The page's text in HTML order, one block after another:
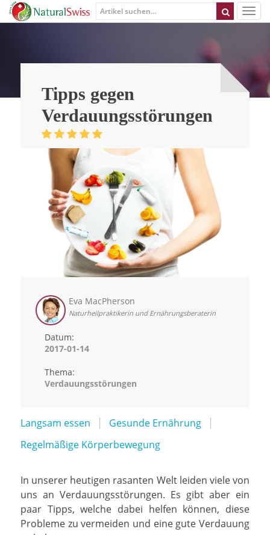
Tipps gegen
Verdauungsstörungen
Eva MacPherson
Naturheilpraktikerin und Ernährungsberaterin
Datum:
2017-01-14
Thema:
Verdauungsstörungen
Langsam essen
Gesunde Ernährung
Regelmäßige Körperbewegung
In unserer heutigen rasanten Welt leiden viele von
uns an Verdauungsstörungen. Es gibt aber ein
paar Tipps, welche dabei helfen können, diese
Probleme zu vermeiden und eine gute Verdauung